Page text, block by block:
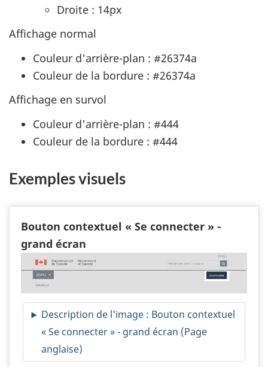
Droite : 14px
Affichage normal
Couleur d'arrière-plan : #26374a
Couleur de la bordure : #26374a
Affichage en survol
Couleur d'arrière-plan : #444
Couleur de la bordure : #444
Exemples visuels
Bouton contextuel « Se connecter » -
grand écran
Description de l'image : Bouton contextuel
« Se connecter » - grand écran (Page
anglaise)